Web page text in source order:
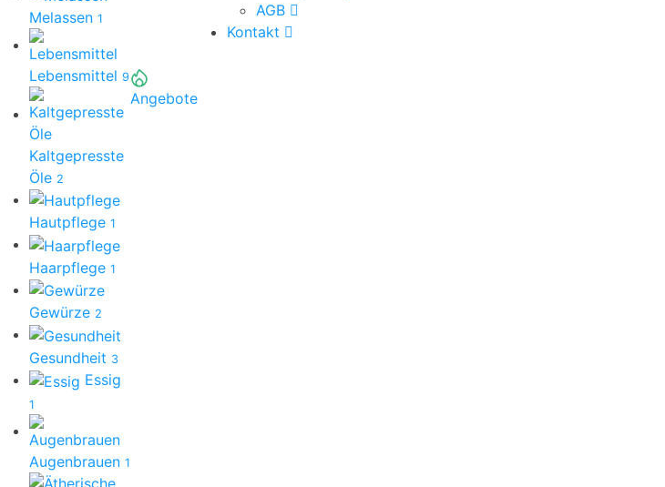
Melassen 1
Lebensmittel 9
Kaltgepresste
Öle 2
Hautpflege 1
Haarpflege 1
Gewürze 2
Gesundheit 3
Essig
1
Augenbrauen 1
Angebote
AGB
Kontakt